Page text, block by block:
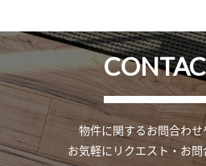
物件に関するお問合わせ
お気軽にリクエスト・お問